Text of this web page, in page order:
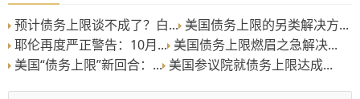
预计债务上限谈不成了？白... 美国债务上限的另类解决方...
耶伦再度严正警告：10月... 美国债务上限燃眉之急解决...
美国“债务上限”新回合：... 美国参议院就债务上限达成...